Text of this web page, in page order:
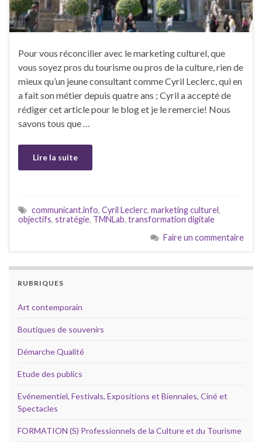
Pour vous réconcilier avec le marketing culturel, que
vous soyez pros du tourisme ou pros de la culture, rien de
mieux qu’un jeune consultant comme Cyril Leclerc, qui en
a fait son métier depuis quatre ans ; Cyril a accepté de
rédiger cet article pour le blog et je le remercie! Nous
savons tous que …
Lire la suite
communicant.info, Cyril Leclerc, marketing culturel,
objectifs, stratégie, TMNLab, transformation digitale
Faire un commentaire
RUBRIQUES
Art contemporain
Boutiques de souvenirs
Démarche Qualité
Etude des publics
Evénementiel, Festivals, Expositions et Biennales, Ciné et
Spectacles
FORMATION (S) Professionnels de la Culture et du Tourisme